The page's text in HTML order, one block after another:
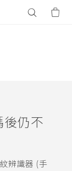
後仍不
辨識器 (手